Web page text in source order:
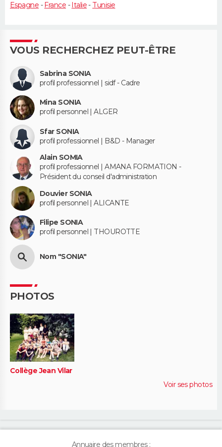
Espagne -France -Italie- Tunisie
VOUS RECHERCHEZ PEUT-ÊTRE
Sabrina SONIA
profil professionnel | sidf - Cadre
Mina SONIA
profil personnel | ALGER
Sfar SONIA
profil professionnel | B&D - Manager
Alain SOMIA
profil professionnel | AMANA FORMATION -
Président du conseil d'administration
Douvier SONIA
profil personnel | ALICANTE
Filipe SONIA
profil personnel | THOUROTTE
Nom "SONIA"
PHOTOS
Collège Jean Vilar
Voir ses photos
Annuaire des membres :